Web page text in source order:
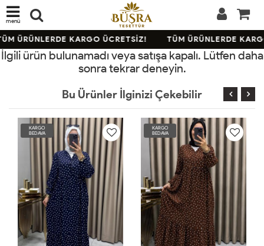
menü
ÜRÜNLERDE KARGO ÜCRETSİZ! TÜM ÜRÜNLERDE
İlgili ürün bulunamadı veya satışa kapalı. Lütfen daha
sonra tekrar deneyin.
Bu Ürünler İlginizi Çekebilir
KARGO
BEDAVA
KARGO
BEDAVA